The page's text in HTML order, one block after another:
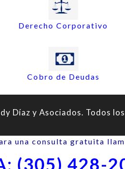
Derecho Corporativo
Cobro de Deudas
Díaz y Asociados. Todos
una consulta gratuita
(305) 428-